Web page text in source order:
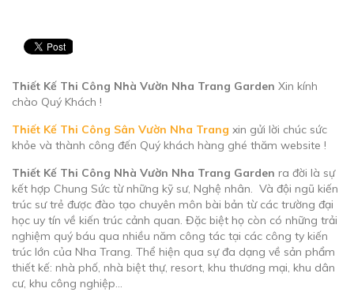
Thiết Kế Thi Công Nhà Vườn Nha Trang Garden Xin kính
chào Quý Khách !
Thiết Kế Thi Công Sân Vườn Nha Trang xin gửi lời chúc sức
khỏe và thành công đến Quý khách hàng ghé thăm website !
Thiết Kế Thi Công Nhà Vườn Nha Trang Garden ra đời là sự
kết hợp Chung Sức từ những kỹ sư, Nghệ nhân. Và đội ngũ kiến
trúc sư trẻ được đào tạo chuyên môn bài bản từ các trường đại
học uy tín về kiến trúc cảnh quan. Đặc biệt họ còn có những trải
nghiệm quý báu qua nhiều năm công tác tại các công ty kiến
trúc lớn của Nha Trang. Thể hiện qua sự đa dạng về sản phẩm
thiết kế: nhà phố, nhà biệt thự, resort, khu thương mại, khu dân
cư, khu công nghiệp…